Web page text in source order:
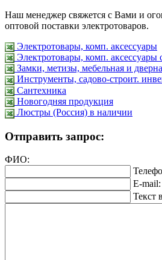
Наш менеджер свяжется с Вами и
оптовой поставки электротоваров.
Электротовары, комп. аксессуары
Электротовары, комп. аксессуары
Замки, метизы, мебельная и
Инструменты, садово-строит.
Сантехника
Новогодняя продукция
Люстры (Россия) в наличии
Отправить запрос:
ФИО:
E-mail:
Текст